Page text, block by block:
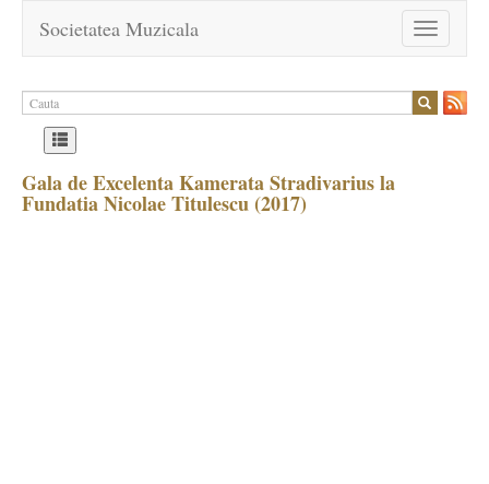
Toggle
navigation
Societatea Muzicala
Gala de Excelenta Kamerata Stradivarius la
Fundatia Nicolae Titulescu (2017)